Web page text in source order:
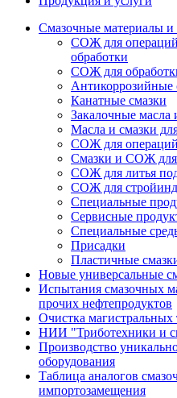
Смазочные
СОЖ для операций
обработки
СОЖ для
Антикоррозийные
Канатные смазки
Закалочные масла
Масла и смазки
СОЖ для
Смазки и СОЖ для
СОЖ для литья
СОЖ для
Специальные
Сервисные
Специальные
Присадки
Пластичные
Новые универсальные
Испытания смазочных
прочих нефтепродуктов
Очистка магистральных
НИИ "Триботехники и
Производство
оборудования
Таблица аналогов
импортозамещения